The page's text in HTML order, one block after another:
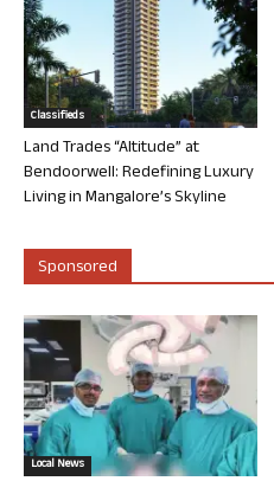
Classifieds
Land Trades “Altitude” at
Bendoorwell: Redefining Luxury
Living in Mangalore’s Skyline
Sponsored
Local News